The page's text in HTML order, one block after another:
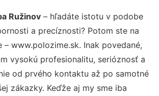
Ružinov – hľadáte istotu v podobe
a precíznosti? Potom ste na
– www.polozime.sk. Inak povedané,
vysokú profesionalitu, serióznosť a
od prvého kontaktu až po samotné
zákazky. Keďže aj my sme iba